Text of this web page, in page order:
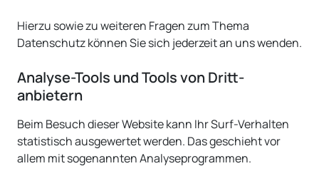
Hierzu sowie zu weiteren Fragen zum Thema
Datenschutz können Sie sich jederzeit an uns wenden.
Analyse-Tools und Tools von Dritt­
anbietern
Beim Besuch dieser Website kann Ihr Surf-Verhalten
statistisch ausgewertet werden. Das geschieht vor
allem mit sogenannten Analyseprogrammen.